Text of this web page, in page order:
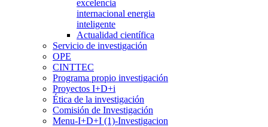
excelencia
internacional energia
inteligente
Actualidad científica
Servicio de investigación
OPE
CINTTEC
Programa propio investigación
Proyectos I+D+i
Ética de la investigación
Comisión de Investigación
Menu-I+D+I (1)-Investigacion